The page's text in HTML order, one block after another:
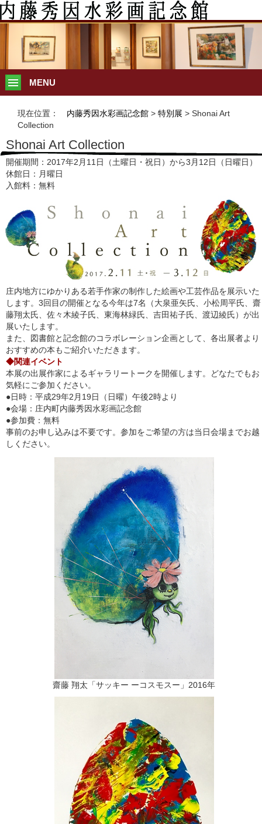
MENU
現在位置： 内藤秀因水彩画記念館 > 特別展 > Shonai Art
Collection
Shonai Art Collection
開催期間：2017年2月11日（土曜日・祝日）から3月12日（日曜日）
休館日：月曜日
入館料：無料
庄内地方にゆかりある若手作家の制作した絵画や工芸作品を展示いた
します。3回目の開催となる今年は7名（大泉亜矢氏、小松周平氏、齋
藤翔太氏、佐々木綾子氏、東海林緑氏、吉田祐子氏、渡辺綾氏）が出
展いたします。
また、図書館と記念館のコラボレーション企画として、各出展者より
おすすめの本もご紹介いただきます。
◆関連イベント
本展の出展作家によるギャラリートークを開催します。どなたでもお
気軽にご参加ください。
●日時：平成29年2月19日（日曜）午後2時より
●会場：庄内町内藤秀因水彩画記念館
●参加費：無料
事前のお申し込みは不要です。参加をご希望の方は当日会場までお越
しください。
齋藤 翔太「サッキー ーコスモスー」2016年